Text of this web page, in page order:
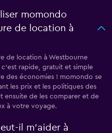
momondo
de location à
de location à Westbourne
rapide, gratuit et simple
des économies ! momondo se
les prix et les politiques des
ensuite de les comparer et de
à votre voyage.
il m’aider à